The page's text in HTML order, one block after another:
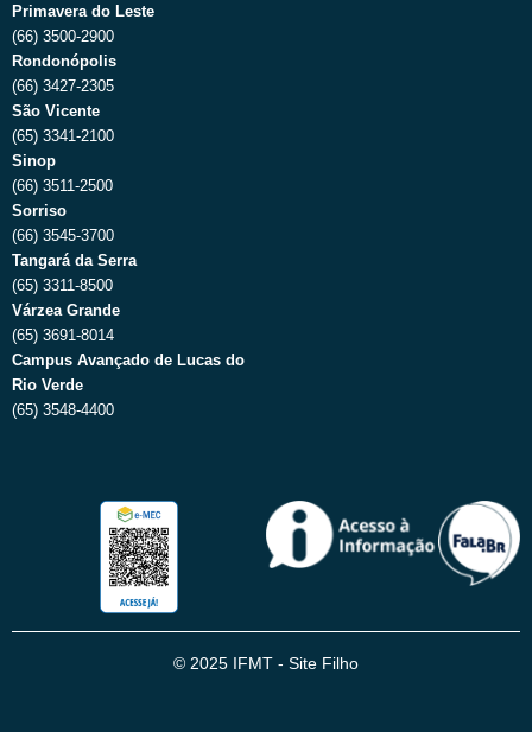
Primavera do Leste
(66) 3500-2900
Rondonópolis
(66) 3427-2305
São Vicente
(65) 3341-2100
Sinop
(66) 3511-2500
Sorriso
(66) 3545-3700
Tangará da Serra
(65) 3311-8500
Várzea Grande
(65) 3691-8014
Campus Avançado de Lucas do
Rio Verde
(65) 3548-4400
© 2025 IFMT - Site Filho